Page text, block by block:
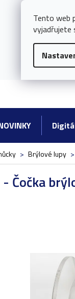
Tento web
vyjadřujete
> Brýlové lupy >
Čočka